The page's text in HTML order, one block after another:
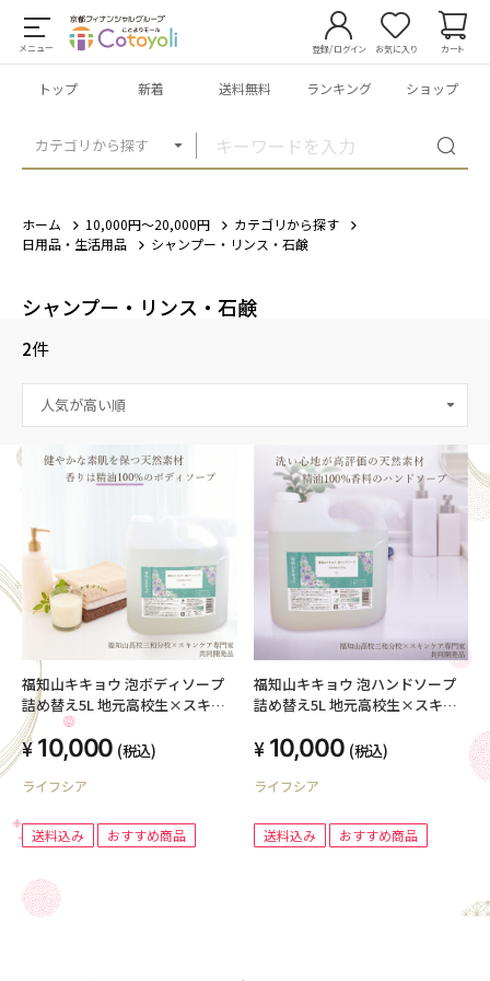
メニュー
カテゴリから探す
登録/ログイン お気に入り カート
トップ 新着 送料無料 ランキング ショップ
ホーム 10,000円～20,000円
カテゴリから探す
日用品・生活用品
シャンプー・リンス・石鹸
シャンプー・リンス・石鹸
2件
福知山キキョウ 泡ボディソープ
詰め替え5L 地元高校生×スキン
ケア専門家 共同開発品
10,000 (税込)
ライフシア
送料込み おすすめ商品
福知山キキョウ 泡ハンドソープ
詰め替え5L 地元高校生×スキン
10,000 (税込)
ライフシア
送料込み おすすめ商品